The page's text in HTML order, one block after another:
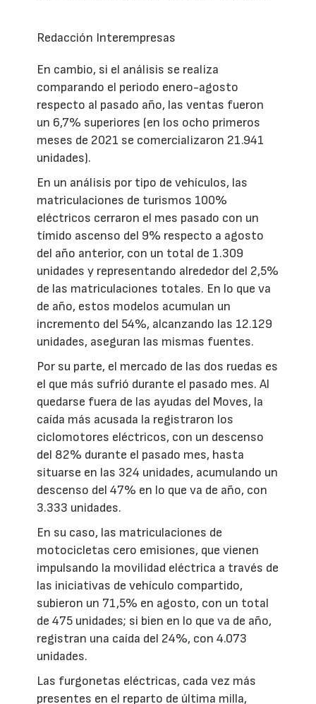
Redacción Interempresas
En cambio, si el análisis se realiza
comparando el periodo enero-agosto
respecto al pasado año, las ventas fueron
un 6,7% superiores (en los ocho primeros
meses de 2021 se comercializaron 21.941
unidades).
En un análisis por tipo de vehículos, las
matriculaciones de turismos 100%
eléctricos cerraron el mes pasado con un
tímido ascenso del 9% respecto a agosto
del año anterior, con un total de 1.309
unidades y representando alrededor del 2,5%
de las matriculaciones totales. En lo que va
de año, estos modelos acumulan un
incremento del 54%, alcanzando las 12.129
unidades, aseguran las mismas fuentes.
Por su parte, el mercado de las dos ruedas es
el que más sufrió durante el pasado mes. Al
quedarse fuera de las ayudas del Moves, la
caída más acusada la registraron los
ciclomotores eléctricos, con un descenso
del 82% durante el pasado mes, hasta
situarse en las 324 unidades, acumulando un
descenso del 47% en lo que va de año, con
3.333 unidades.
En su caso, las matriculaciones de
motocicletas cero emisiones, que vienen
impulsando la movilidad eléctrica a través de
las iniciativas de vehículo compartido,
subieron un 71,5% en agosto, con un total
de 475 unidades; si bien en lo que va de año,
registran una caída del 24%, con 4.073
unidades.
Las furgonetas eléctricas, cada vez más
presentes en el reparto de última milla,